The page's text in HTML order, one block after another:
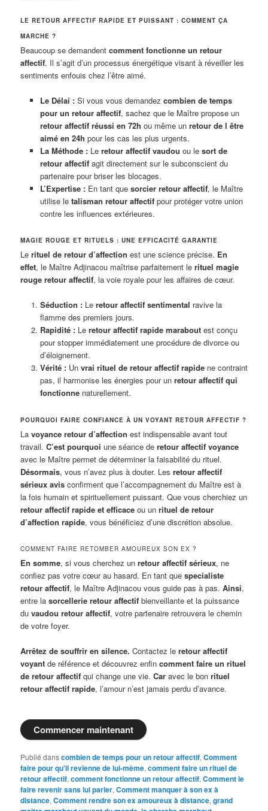
LE RETOUR AFFECTIF RAPIDE ET PUISSANT : COMMENT ÇA
MARCHE ?
Beaucoup se demandentcomment fonctionne un retour
affectif. Il s’agit d’un processus énergétique visant à réveiller les
sentiments enfouis chez l’être aimé.
Le Délai :Si vous vous demandez combien de temps
pour un retour affectif, sachez que le Maître propose un
retour affectif réussi en 72h ou même un retour de l être
aimé en 24h pour les cas les plus urgents.
La Méthode :Le retour affectif vaudou ou le sort de
retour affectifagit directement sur le subconscient du
partenaire pour briser les blocages.
L’Expertise :En tant que sorcier retour affectif, le Maître
utilise le talisman retour affectifpour protéger votre union
contre les influences extérieures.
MAGIE ROUGE ET RITUELS : UNE EFFICACITÉ GARANTIE
Lerituel de retour d’affection est une science précise. En
effet, le Maître Adjinacou maîtrise parfaitement lerituel magie
rouge retour affectif, la voie royale pour les affaires de cœur.
Séduction :Le retour affectif sentimental ravive la
flamme des premiers jours.
Rapidité :Le retour affectif rapide maraboutest conçu
pour stopper immédiatement une procédure de divorce ou
d’éloignement.
Vérité :Un vrai rituel de retour affectif rapidene contraint
pas, il harmonise les énergies pour un retour affectif qui
fonctionnenaturellement.
POURQUOI FAIRE CONFIANCE À UN VOYANT RETOUR AFFECTIF ?
Lavoyance retour d’affection est indispensable avant tout
travail.C’est pourquoi une séance deretour affectif voyance
avec le Maître permet de déterminer la faisabilité du rituel.
Désormais, vous n’avez plus à douter. Lesretour affectif
sérieux avis confirment que l’accompagnement du Maître est à
la fois humain et spirituellement puissant. Que vous cherchiez un
retour affectif rapide et efficace ou unrituel de retour
d’affection rapide, vous bénéficiez d’une discrétion absolue.
COMMENT FAIRE RETOMBER AMOUREUX SON EX ?
En somme, si vous cherchez unretour affectif sérieux, ne
confiez pas votre cœur au hasard. En tant quespecialiste
retour affectif, le Maître Adjinacou vous guide pas à pas.Ainsi,
entre lasorcellerie retour affectif bienveillante et la puissance
duvaudou retour affectif, votre partenaire retrouvera le chemin
de votre foyer.
Arrêtez de souffrir en silence. Contactez leretour affectif
voyant de référence et découvrez enfincomment faire un rituel
de retour affectif qui change une vie.Car avec le bonrituel
retour affectif rapide, l’amour n’est jamais perdu d’avance.
Commencer maintenant
Publié danscombien de temps pour un retour affectif,Comment
faire pour qu'il revienne de lui-même,comment faire un rituel de
retour affectif,comment fonctionne un retour affectif,Comment le
faire revenir sans lui parler,Comment manquer à son ex à
distance,Comment rendre son ex amoureux à distance,grand